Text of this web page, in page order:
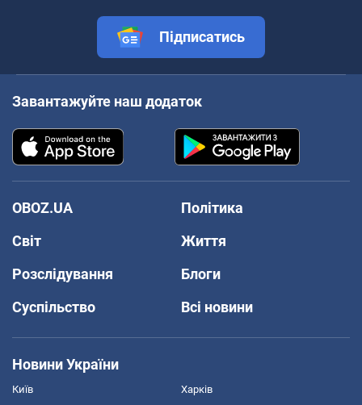
Підписатись
Завантажуйте наш додаток
OBOZ.UA
Політика
Світ
Життя
Розслідування
Блоги
Суспільство
Всі новини
Новини України
Київ Харків